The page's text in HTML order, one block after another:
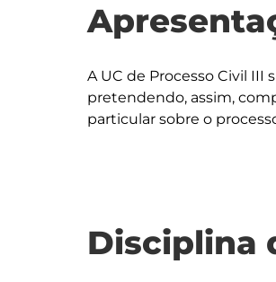
A UC de Processo Civil III
pretendendo, assim,
Disciplina